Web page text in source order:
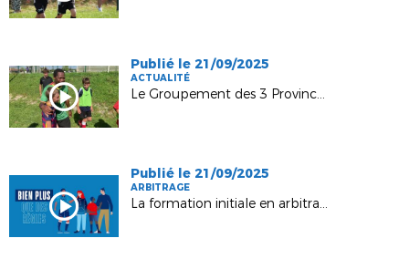
Publié le 21/09/2025
ACTUALITÉ
Le Groupement des 3 Provinces accueille Jean II Makoun
Publié le 21/09/2025
ARBITRAGE
La formation initiale en arbitrage évolue !